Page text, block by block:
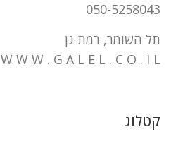
050-5258043
תל השומר, רמת גן
W W W . G A L E L . C O . I L
קטלוג